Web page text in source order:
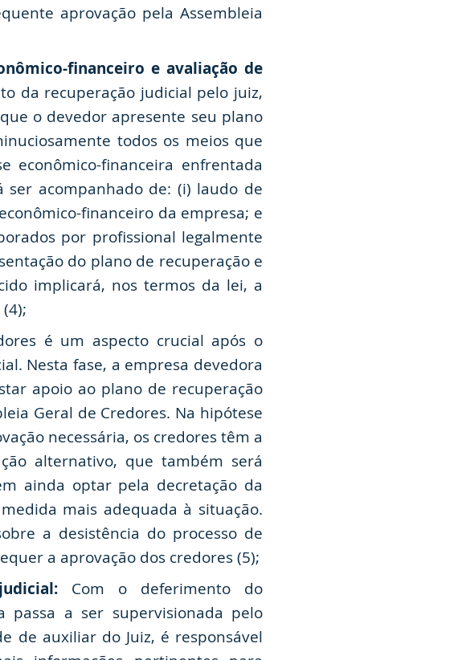
aprovação pela Assembleia
financeiro e avaliação de
da recuperação judicial pelo juiz,
o devedor apresente seu plano
todos os meios que
econômico-financeira enfrentada
acompanhado de: (i) laudo de
financeiro da empresa; e
por profissional legalmente
do plano de recuperação e
implicará, nos termos da lei, a
é um aspecto crucial após o
Nesta fase, a empresa devedora
apoio ao plano de recuperação
Geral de Credores. Na hipótese
necessária, os credores têm a
alternativo, que também será
ainda optar pela decretação da
mais adequada à situação.
a desistência do processo de
a aprovação dos credores (5);
Com o deferimento do
passa a ser supervisionada pelo
de auxiliar do Juiz, é responsável